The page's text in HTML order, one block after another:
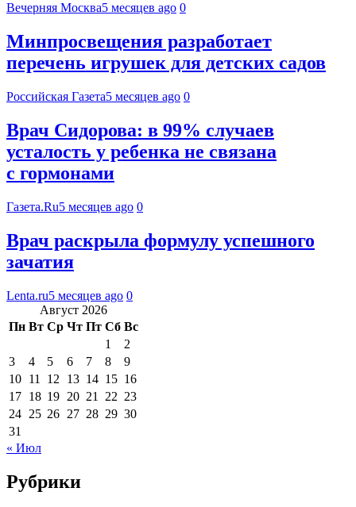
Вечерняя Москва5 месяцев ago 0
Минпросвещения разработает
перечень игрушек для детских садов
Российская Газета5 месяцев ago 0
Врач Сидорова: в 99% случаев
усталость у ребенка не связана
с гормонами
Газета.Ru5 месяцев ago 0
Врач раскрыла формулу успешного
зачатия
Lenta.ru5 месяцев ago 0
Август 2026
Пн Вт Ср Чт Пт Сб Вс
1
2
3
4 5 6 7 8
9
10 11 12 13 14 15 16
17 18 19 20 21 22 23
24 25 26 27 28 29 30
31
« Июл
Рубрики